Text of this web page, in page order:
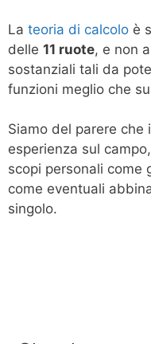
La teoria di calcolo è
delle 11 ruote, e non
sostanziali tali da
funzioni meglio che su
Siamo del parere
esperienza sul
scopi personali come
come eventuali
singolo.